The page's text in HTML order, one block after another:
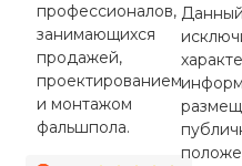
профессионалов,
занимающихся
продажей,
проектированием
и монтажом
фальшпола.